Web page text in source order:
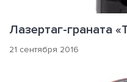
Лазертаг-граната
21 сентября 2016